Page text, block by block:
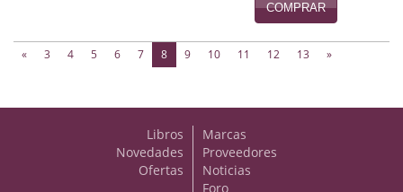
COMPRAR
« 3 4 5 6 7 8(current)
9 10 11 12 13 »
Libros
Novedades
Ofertas
Marcas
Proveedores
Noticias
Foro